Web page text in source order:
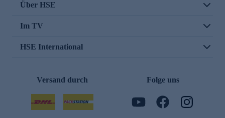
Über HSE
Im TV
HSE International
Versand durch Folge uns